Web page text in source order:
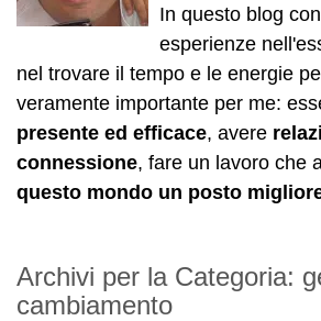
In questo blog
esperienze
nel trovare il tempo e le energie
veramente importante per me:
presente ed efficace, avere
connessione, fare un lavoro che
questo mondo un posto
Archivi per la Categoria:
cambiamento